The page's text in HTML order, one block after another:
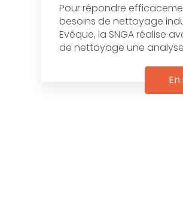
Pour répondre
besoins de nettoyage
Evêque, la SNGA réalise
de nettoyage une